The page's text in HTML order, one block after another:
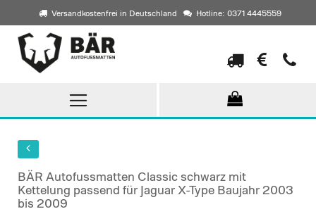
Versandkostenfrei in Deutschland Hotline: 0371 4445559
Direkt
zum
Inhalt
BÄR Autofussmatten Classic schwarz mit
Kettelung passend für Jaguar X-Type Baujahr 2003
bis 2009